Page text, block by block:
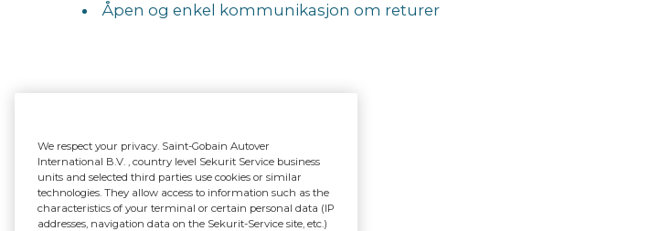
Åpen og enkel kommunikasjon om returer
We respect your privacy. Saint-Gobain Autover
International B.V. , country level Sekurit Service business
units and selected third parties use cookies or similar
technologies. They allow access to information such as the
characteristics of your terminal or certain personal data (IP
addresses, navigation data on the Sekurit-Service site, etc.)